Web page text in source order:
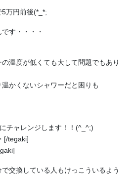
万円前後(*_*;
す・・・・
温度が低くても大して問題でもあり
かくないシャワーだと困りも
チャレンジします！！(^_^;)
[/tegaki]
交換している人もけっこういるよう